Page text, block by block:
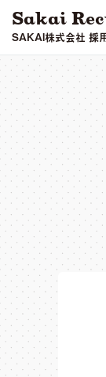
Sakai
SAKAI株式会社 採